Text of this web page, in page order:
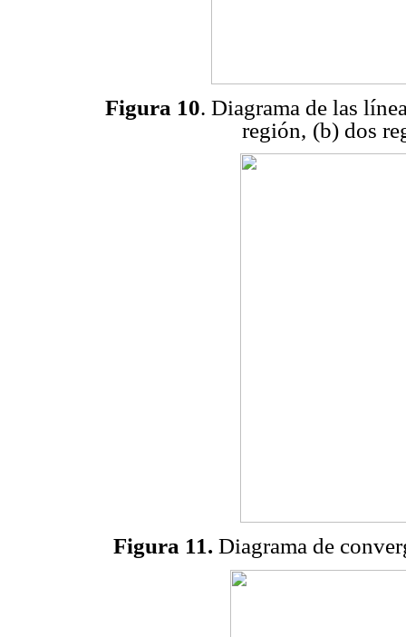
Figura 10. Diagrama de las
región, (b) dos
Figura 11. Diagrama de